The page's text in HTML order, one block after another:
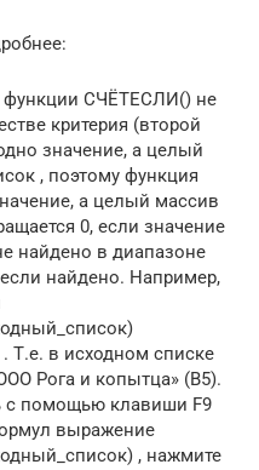
функции СЧЁТЕСЛИ() не
критерия (второй
значение, а целый
, поэтому функция
а целый массив
0, если значение
найдено в диапазоне
если найдено. Например,
Т.е. в исходном списке
Рога и копытца» (B5).
с помощью клавиши F9
выражение
, нажмите